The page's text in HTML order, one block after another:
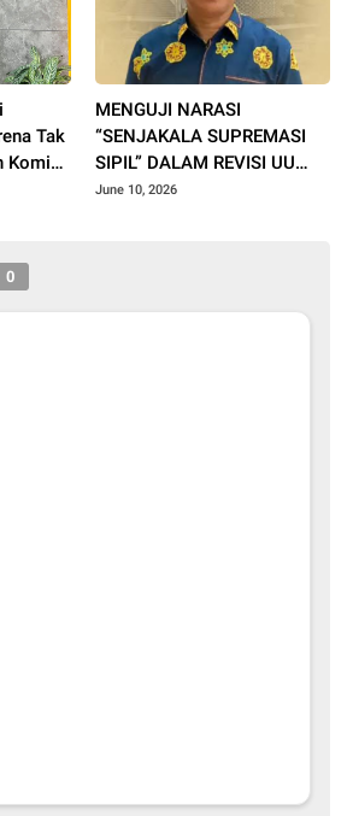
Tak
Komisi
MENGUJI NARASI
“SENJAKALA SUPREMASI
SIPIL” DALAM REVISI UU
POLRI
June 10, 2026
0